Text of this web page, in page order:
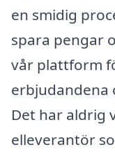
en smidig
spara pengar
vår plattform
erbjudandena
Det har aldrig
elleverantör